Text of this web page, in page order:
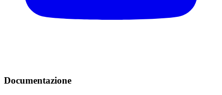
Documentazione